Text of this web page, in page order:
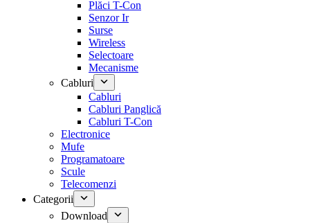
Plăci T-Con
Senzor Ir
Surse
Wireless
Selectoare
Mecanisme
Cabluri
Cabluri
Cabluri Panglică
Cabluri T-Con
Electronice
Mufe
Programatoare
Scule
Telecomenzi
Categorii
Download